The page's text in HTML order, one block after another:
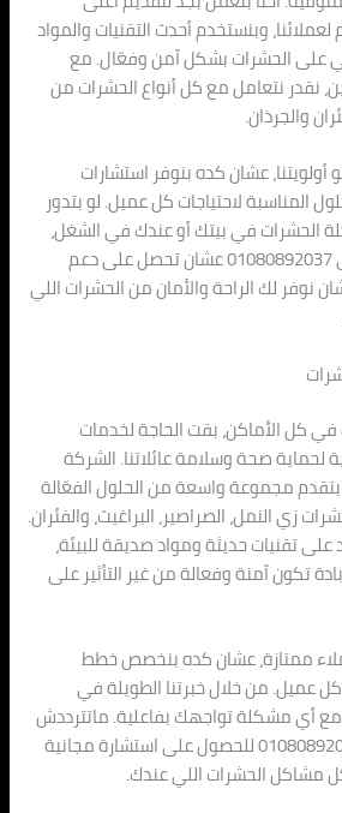
وبنستخدم أحدث التقنيات والمواد
على الحشرات بشكل آمن وفعّال. مع
نقدر نتعامل مع كل أنواع الحشرات من
والجرذان.
أولويتنا، عشان كده بنوفر استشارات
المناسبة لاحتياجات كل عميل. لو بتدور
الحشرات في بيتك أو عندك في الشغل،
ماتترددش اتصل بينا على 01080892037 عشان تحصل على دعم
نوفر لك الراحة والأمان من الحشرات اللي
في كل الأماكن، بقت الحاجة لخدمات
صحة وسلامة عائلاتنا. الشركة
بتقدم مجموعة واسعة من الحلول الفعّالة
زي النمل، الصراصير، البراغيث، والفئران.
تقنيات حديثة ومواد صديقة للبيئة،
تكون آمنة وفعالة من غير التأثير على
ممتازة، عشان كده بنخصص خطط
عميل. من خلال خبرتنا الطويلة في
مع أي مشكلة تواجهك بفاعلية. ماتترددش
في الاتصال بينا على 01080892037 للحصول على استشارة مجانية
مشاكل الحشرات اللي عندك.